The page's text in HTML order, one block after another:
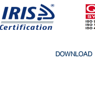
DOWNLOAD